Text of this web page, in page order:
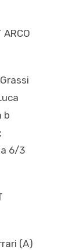
ARCO
b
6/3
(A)